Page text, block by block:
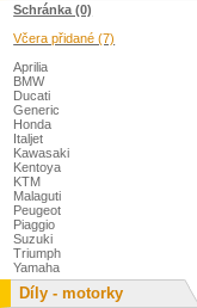
Schránka (0)
Včera přidané (7)
Aprilia
BMW
Ducati
Generic
Honda
Italjet
Kawasaki
Kentoya
KTM
Malaguti
Peugeot
Piaggio
Suzuki
Triumph
Yamaha
Díly - motorky